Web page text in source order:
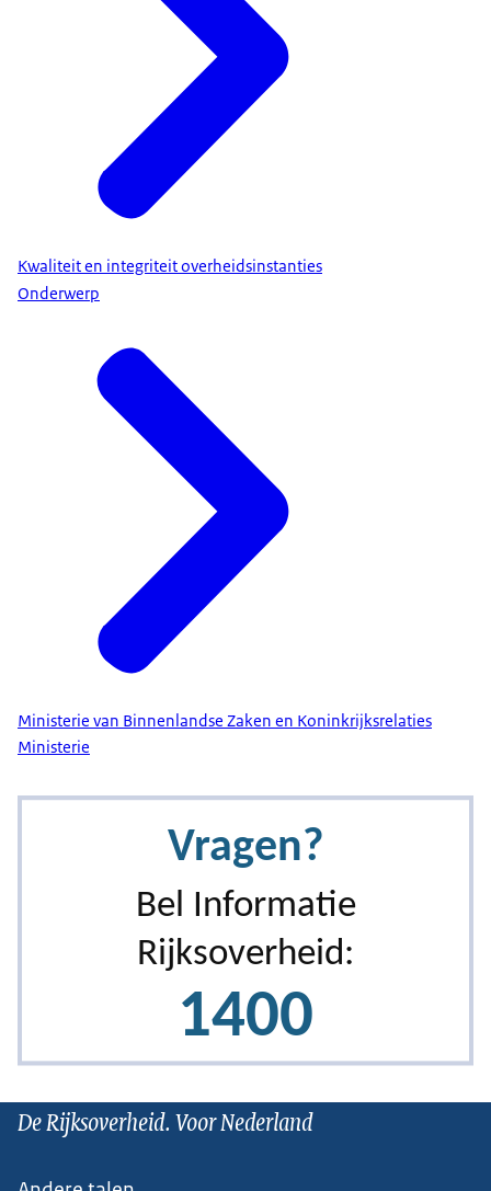
Kwaliteit en integriteit overheidsinstanties
Onderwerp
Ministerie van Binnenlandse Zaken en Koninkrijksrelaties
Ministerie
De Rijksoverheid. Voor Nederland